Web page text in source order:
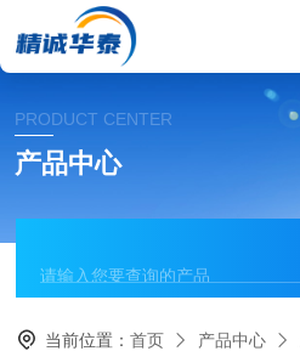
PRODUCT CENTER
产品中心
当前位置：首页 产品中心